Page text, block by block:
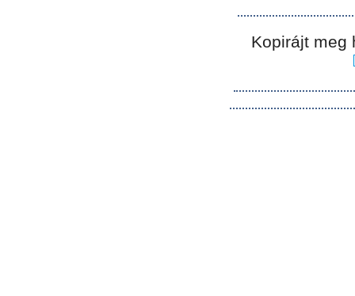
Kopirájt meg